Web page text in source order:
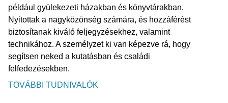
például gyülekezeti házakban és könyvtárakban.
Nyitottak a nagyközönség számára, és hozzáférést
biztosítanak kiváló feljegyzésekhez, valamint
technikához. A személyzet ki van képezve rá, hogy
segítsen neked a kutatásban és családi
felfedezésekben.
TOVÁBBI TUDNIVALÓK